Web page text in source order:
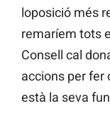
loposició més
remaríem tots
Consell cal
accions per fer
està la seva